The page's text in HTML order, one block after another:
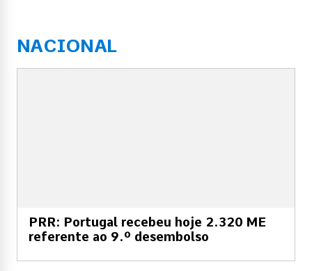
NACIONAL
PRR: Portugal recebeu hoje 2.320 ME
referente ao 9.º desembolso